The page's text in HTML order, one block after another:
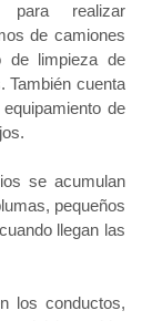
realizar
de camiones
de limpieza de
cuenta
de
se acumulan
pequeños
llegan las
los conductos,